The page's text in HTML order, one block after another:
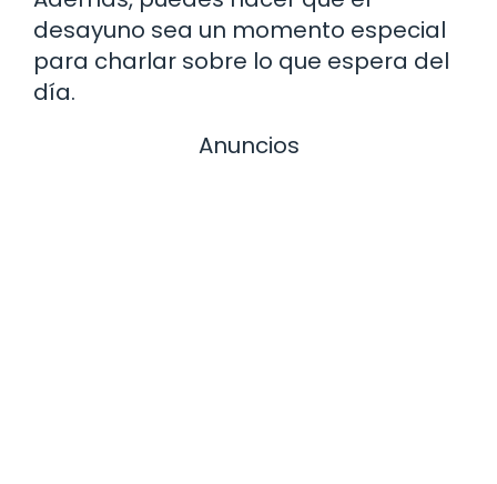
desayuno sea un momento especial
para charlar sobre lo que espera del
día.
Anuncios